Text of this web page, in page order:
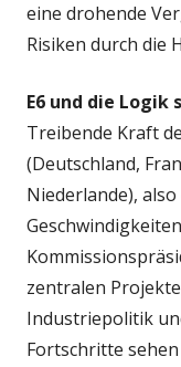
eine drohende
Risiken durch die
E6 und die
Treibende Kraft
(Deutschland,
Niederlande), also
zentralen
Industriepolitik
Fortschritte